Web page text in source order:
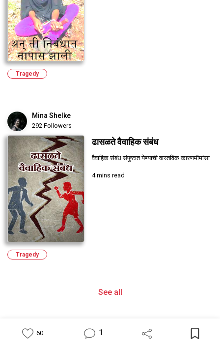
Profile
Tragedy
Mina Shelke
292 Followers
ढासळते वैवाहिक संबंध
वैवाहिक संबंध संपुष्टात येण्याची वास्तविक कारणमीमांसा
4 mins read
Tragedy
See all
60 1